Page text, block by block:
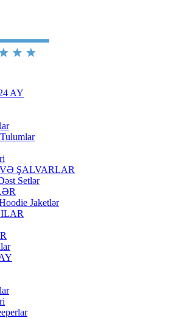
AY
ŞALVARLAR
Setlər
Jaketlər